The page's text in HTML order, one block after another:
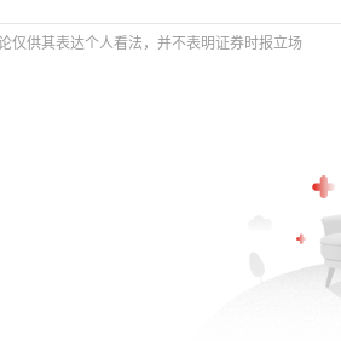
仅供其表达个人看法，并不表明证券时报立场